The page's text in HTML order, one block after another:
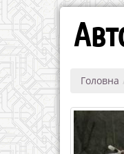
Головна